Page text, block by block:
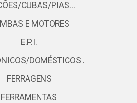
CUBAS/PIAS...
E MOTORES
E.P.I.
DOMÉSTICOS..
FERRAGENS
FERRAMENTAS